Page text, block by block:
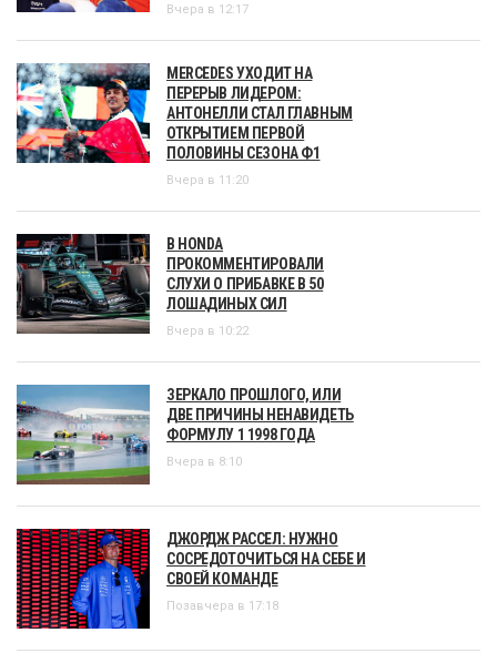
Вчера в 12:17
MERCEDES УХОДИТ НА
ПЕРЕРЫВ ЛИДЕРОМ:
АНТОНЕЛЛИ СТАЛ ГЛАВНЫМ
ОТКРЫТИЕМ ПЕРВОЙ
ПОЛОВИНЫ СЕЗОНА Ф1
Вчера в 11:20
В HONDA
ПРОКОММЕНТИРОВАЛИ
СЛУХИ О ПРИБАВКЕ В 50
ЛОШАДИНЫХ СИЛ
Вчера в 10:22
ЗЕРКАЛО ПРОШЛОГО, ИЛИ
ДВЕ ПРИЧИНЫ НЕНАВИДЕТЬ
ФОРМУЛУ 1 1998 ГОДА
Вчера в 8:10
ДЖОРДЖ РАССЕЛ: НУЖНО
СОСРЕДОТОЧИТЬСЯ НА СЕБЕ И
СВОЕЙ КОМАНДЕ
Позавчера в 17:18